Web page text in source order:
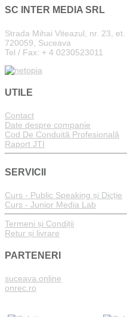
SC INTER MEDIA SRL
Strada Mihai Viteazul, nr. 23, et.
720059, Suceava
Tel / Fax: + 4 0230523011
UTILE
Contact
Date despre companie
Cod De Conduită Profesională
Raport JTI
SERVICII
Curs - Public Speaking și Dicție
Curs - Junior Media Lab
Termeni și Condiții
Retur și livrare
PARTENERI
suceava.online
onrec.ro